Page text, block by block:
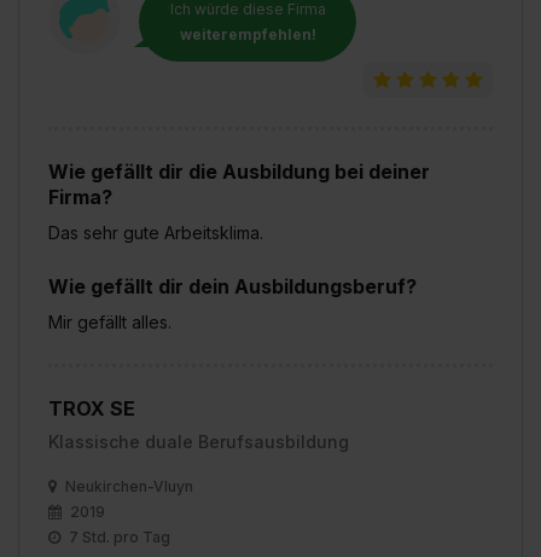
Ich würde diese Firma
weiterempfehlen!
Wie gefällt dir die Ausbildung bei deiner
Firma?
Das sehr gute Arbeitsklima.
Wie gefällt dir dein Ausbildungsberuf?
Mir gefällt alles.
TROX SE
Klassische duale Berufsausbildung
Neukirchen-Vluyn
2019
7 Std. pro Tag